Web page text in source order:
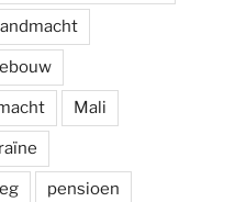
Mali
pensioen